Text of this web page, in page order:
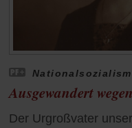
Ausgewandert
Der Urgroßvater